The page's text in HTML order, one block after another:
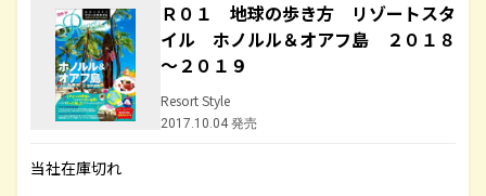
Ｒ０１ 地球の歩き方 リゾートスタ
イル ホノルル＆オアフ島 ２０１８
～２０１９
Resort Style
2017.10.04 発売
当社在庫切れ